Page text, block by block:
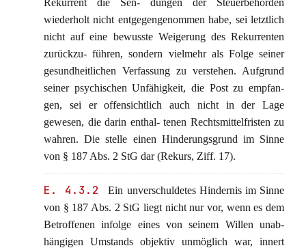
Rekurrent die Sen- dungen der Steuerbehörden
wiederholt nicht entgegengenommen habe, sei letztlich
nicht auf eine bewusste Weigerung des Rekurrenten
zurückzu- führen, sondern vielmehr als Folge seiner
gesundheitlichen Verfassung zu verstehen. Aufgrund
seiner psychischen Unfähigkeit, die Post zu empfan-
gen, sei er offensichtlich auch nicht in der Lage
gewesen, die darin enthal- tenen Rechtsmittelfristen zu
wahren. Die stelle einen Hinderungsgrund im Sinne
von § 187 Abs. 2 StG dar (Rekurs, Ziff. 17).
E. 4.3.2
Ein unverschuldetes Hindernis im Sinne
von § 187 Abs. 2 StG liegt nicht nur vor, wenn es dem
Betroffenen infolge eines von seinem Willen unab-
hängigen Umstands objektiv unmöglich war, innert